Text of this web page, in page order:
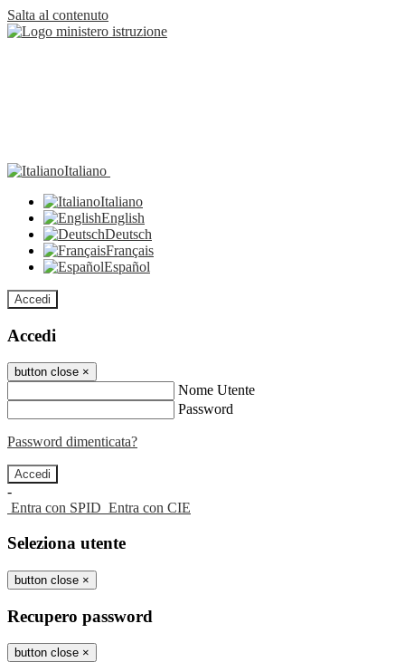
Salta al contenuto
Italiano
Italiano
English
Deutsch
Français
Español
Accedi
Accedi
button close ×
Nome Utente
Password
Password dimenticata?
-
Entra con SPID Entra con CIE
Seleziona utente
button close ×
Recupero password
button close ×